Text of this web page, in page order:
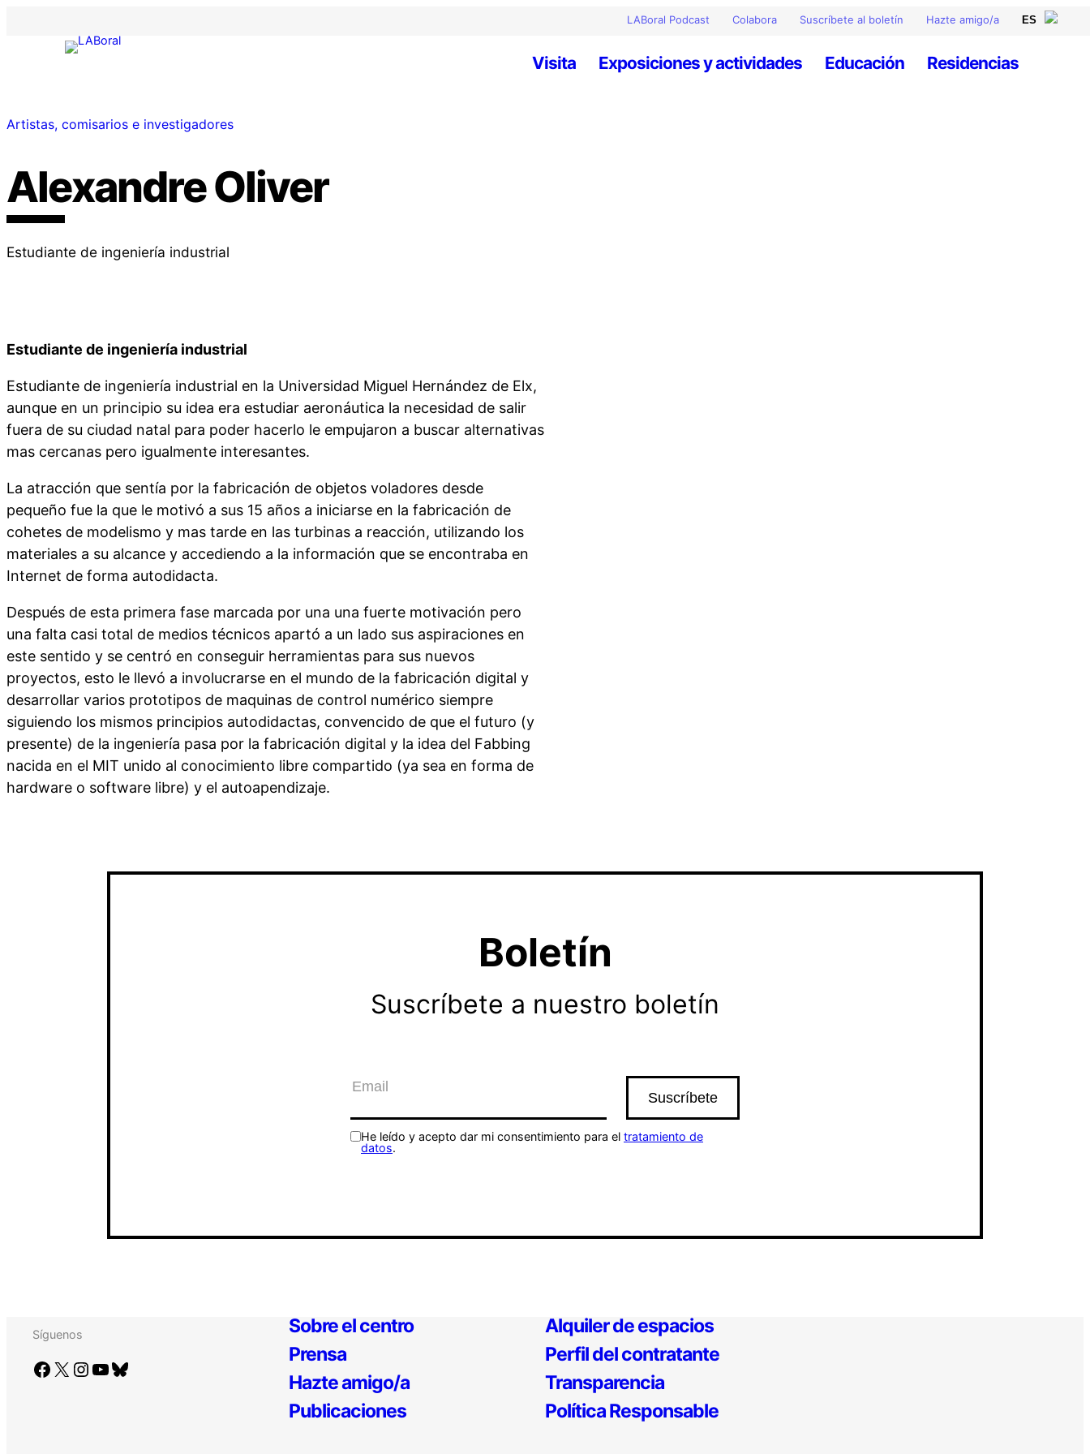
LABoral Podcast Colabora Suscríbete al boletín Hazte amigo/a
Visita Exposiciones y actividades Educación Residencias
Artistas, comisarios e investigadores
Alexandre Oliver
Estudiante de ingeniería industrial
Estudiante de ingeniería industrial
Estudiante de ingeniería industrial en la Universidad Miguel Hernández de Elx,
aunque en un principio su idea era estudiar aeronáutica la necesidad de salir
fuera de su ciudad natal para poder hacerlo le empujaron a buscar alternativas
mas cercanas pero igualmente interesantes.
La atracción que sentía por la fabricación de objetos voladores desde
pequeño fue la que le motivó a sus 15 años a iniciarse en la fabricación de
cohetes de modelismo y mas tarde en las turbinas a reacción, utilizando los
materiales a su alcance y accediendo a la información que se encontraba en
Internet de forma autodidacta.
Después de esta primera fase marcada por una una fuerte motivación pero
una falta casi total de medios técnicos apartó a un lado sus aspiraciones en
este sentido y se centró en conseguir herramientas para sus nuevos
proyectos, esto le llevó a involucrarse en el mundo de la fabricación digital y
desarrollar varios prototipos de maquinas de control numérico siempre
siguiendo los mismos principios autodidactas, convencido de que el futuro (y
presente) de la ingeniería pasa por la fabricación digital y la idea del Fabbing
nacida en el MIT unido al conocimiento libre compartido (ya sea en forma de
hardware o software libre) y el autoapendizaje.
Boletín
Suscríbete a nuestro boletín
He leído y acepto dar mi consentimiento para el tratamiento de
datos.
Síguenos
Facebook X Instagram YouTube Bluesky
Sobre el centro
Prensa
Hazte amigo/a
Publicaciones
Alquiler de espacios
Perfil del contratante
Transparencia
Política Responsable